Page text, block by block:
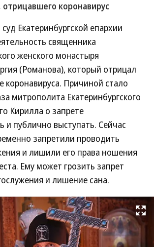
коронавирус
Екатеринбургской епархии
священника
женского монастыря
(Романова), который отрицал
коронавируса. Причиной стало
митрополита Екатеринбургского
Кирилла о запрете
и публично выступать. Сейчас
запретили проводить
и лишили его права ношения
Ему может грозить запрет
и лишение сана.
Развернуть